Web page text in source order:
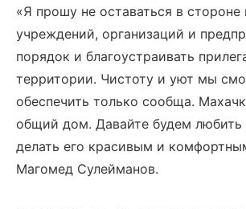
«Я прошу не оставаться в стороне
учреждений, организаций и
порядок и благоустраивать
территории. Чистоту и уют мы
обеспечить только сообща.
общий дом. Давайте будем любить
делать его красивым и
Магомед Сулейманов.